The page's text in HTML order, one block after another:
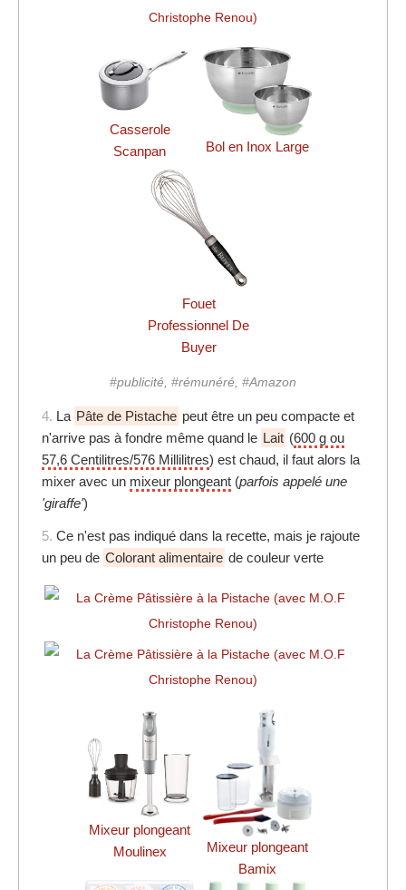
Casserole
Scanpan
Bol en Inox Large
Fouet
Professionnel De
Buyer
#publicité, #rémunéré, #Amazon
4. La Pâte de Pistache peut être un peu compacte et
n'arrive pas à fondre même quand le Lait (600 g ou
57,6 Centilitres/576 Millilitres) est chaud, il faut alors la
mixer avec un mixeur plongeant (parfois appelé une
'giraffe')
5. Ce n'est pas indiqué dans la recette, mais je rajoute
un peu de Colorant alimentaire de couleur verte
Mixeur plongeant
Moulinex
Mixeur plongeant
Bamix